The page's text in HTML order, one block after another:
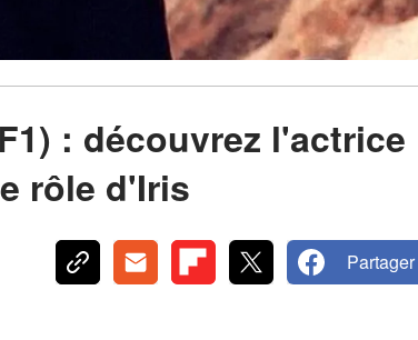
: découvrez l'actrice
rôle d'Iris
Partager